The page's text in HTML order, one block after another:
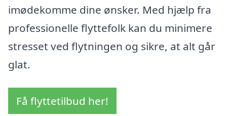
imødekomme dine ønsker. Med hjælp fra
professionelle flyttefolk kan du minimere
stresset ved flytningen og sikre, at alt går
glat.
Få flyttetilbud her!